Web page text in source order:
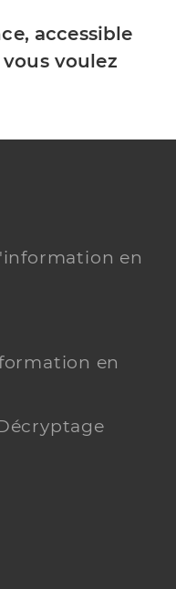
accessible
voulez
en
en